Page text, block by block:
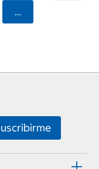
Seleccionar